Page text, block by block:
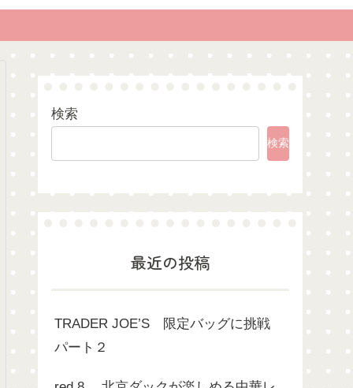
検索
検索
最近の投稿
TRADER JOE’S 限定バッグに挑戦
パート２